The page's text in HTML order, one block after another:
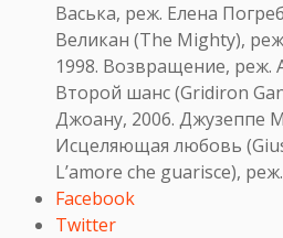
Васька, реж. Елена
Великан (The Mighty),
1998. Возвращение, реж.
Второй шанс (Gridiron
Джоану, 2006. Джузеппе
Исцеляющая любовь
L’amore che guarisce),
Facebook
Twitter